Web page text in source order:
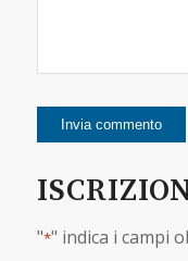
"*" indica i campi